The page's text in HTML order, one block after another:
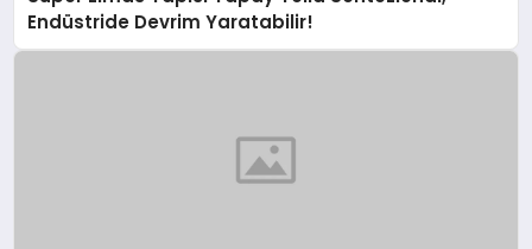
Endüstride Devrim Yaratabilir!